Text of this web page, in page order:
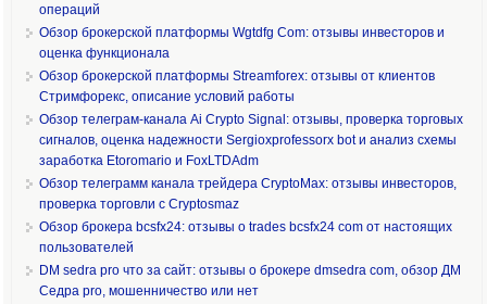
операций
Обзор брокерской платформы Wgtdfg Com: отзывы инвесторов и
оценка функционала
Обзор брокерской платформы Streamforex: отзывы от клиентов
Стримфорекс, описание условий работы
Обзор телеграм-канала Ai Crypto Signal: отзывы, проверка торговых
сигналов, оценка надежности Sergioxprofessorx bot и анализ схемы
заработка Etoromario и FoxLTDAdm
Обзор телеграмм канала трейдера CryptoMax: отзывы инвесторов,
проверка торговли с Cryptosmaz
Обзор брокера bcsfx24: отзывы о trades bcsfx24 com от настоящих
пользователей
DM sedra pro что за сайт: отзывы о брокере dmsedra com, обзор ДМ
Седра pro, мошенничество или нет